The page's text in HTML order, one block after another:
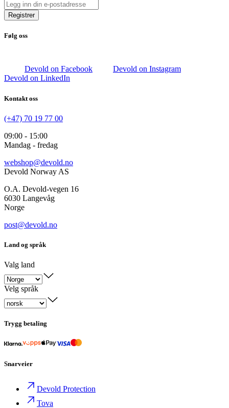
Registrer
Følg oss
Devold on Facebook
Devold on Instagram
Devold on LinkedIn
Kontakt oss
(+47) 70 19 77 00
09:00 - 15:00
Mandag - fredag
webshop@devold.no
Devold Norway AS
O.A. Devold-vegen 16
6030 Langevåg
Norge
post@devold.no
Land og språk
Valg land
Velg språk
Trygg betaling
Snarveier
Devold Protection
Tova